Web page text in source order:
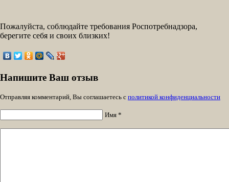
Пожалуйста, соблюдайте требования Роспотребнадзора,
берегите себя и своих близких!
Напишите Ваш отзыв
Отправляя комментарий, Вы соглашаетесь с политикой конфиденциальности
Имя *